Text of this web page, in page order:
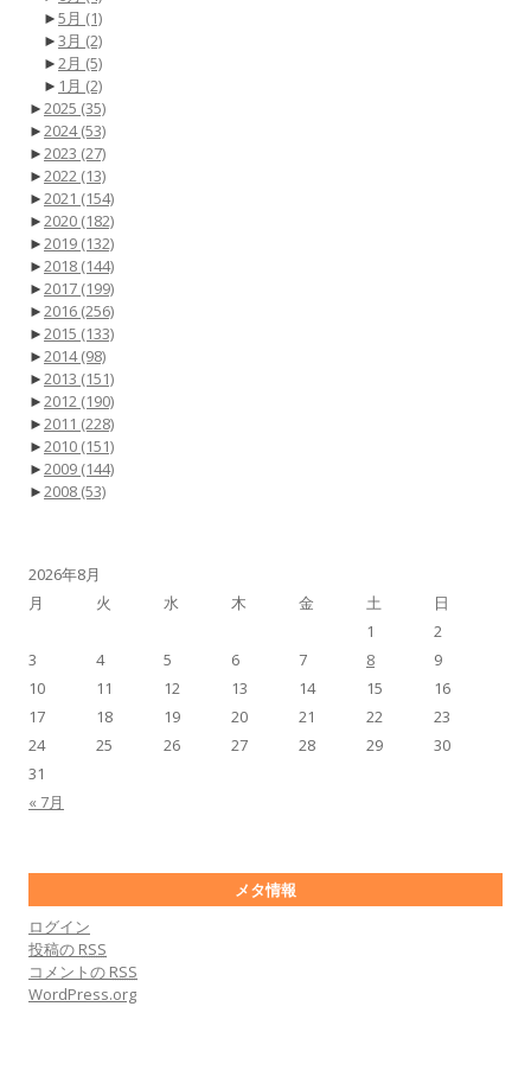
►5月 (1)
►3月 (2)
►2月 (5)
► 1月 (2)
►2025 (35)
►2024(53)
►2023 (27)
►2022 (13)
►2021 (154)
►2020 (182)
►2019 (132)
►2018 (144)
►2017 (199)
►2016 (256)
►2015 (133)
►2014(98)
►2013 (151)
►2012 (190)
►2011 (228)
►2010 (151)
►2009 (144)
►2008 (53)
2026年8月
月
火 水 木 金 土 日
« 7月
1
2
3
4 5 6 7 8
9
10
11 12 13 14 15
16
17
18 19 20 21 22
23
24
25 26 27 28 29
30
31
メタ情報
ログイン
投稿の RSS
コメントの RSS
WordPress.org